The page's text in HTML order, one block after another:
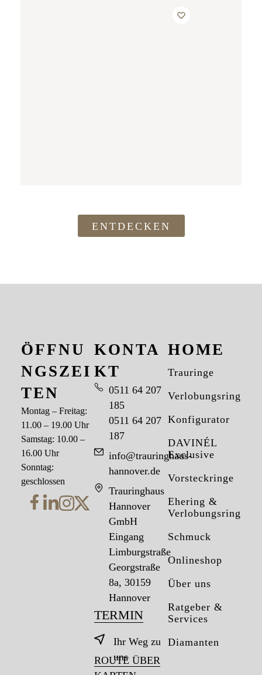
ENTDECKEN
HOME
Trauringe
Verlobungsringe
Konfigurator
DAVINÉL
Exclusive
Vorsteckringe
Ehering &
Verlobungsring
Schmuck
Onlineshop
Über uns
Ratgeber &
Services
Diamanten
KONTA
KT
0511 64 207
185
0511 64 207
187
info@trauringhaus-
hannover.de
Trauringhaus
Hannover
GmbH
Eingang
Limburgstraße
Georgstraße
8a, 30159
Hannover
TERMIN
Ihr Weg zu
uns
ROUTE ÜBER
ÖFFNU
NGSZEI
TEN
Montag – Freitag:
11.00 – 19.00 Uhr
Samstag: 10.00 –
16.00 Uhr
Sonntag:
geschlossen